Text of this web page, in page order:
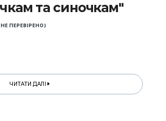
та синочкам"
ПЕРЕВІРЕНО)
ЧИТАТИ ДАЛІ